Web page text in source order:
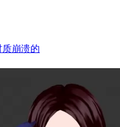
质崩溃的